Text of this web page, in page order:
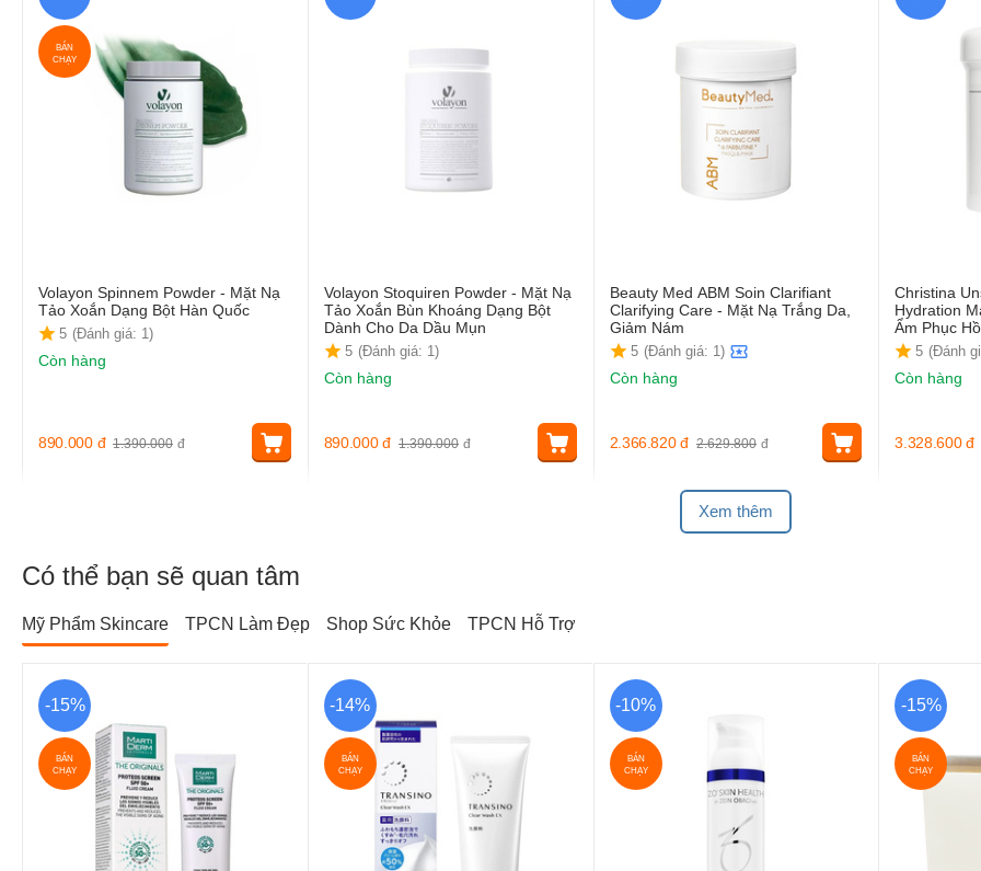
BÁN
CHẠY
Volayon Spinnem Powder - Mặt Nạ
Tảo Xoắn Dạng Bột Hàn Quốc
5 (Đánh giá: 1)
Còn hàng
1.390.000 đ
890.000 đ
Volayon Stoquiren Powder - Mặt Nạ
Tảo Xoắn Bùn Khoáng Dạng Bột
Dành Cho Da Dầu Mụn
5 (Đánh giá: 1)
Còn hàng
1.390.000 đ
890.000 đ
Beauty Med ABM Soin Clarifiant
Clarifying Care - Mặt Nạ Trắng Da,
Giảm Nám
5 (Đánh giá: 1)
Còn hàng
2.629.800 đ
2.366.820 đ
Christina
Hydration
Ẩm Phục
5 (Đánh
Còn hàng
3.328.600 đ
Xem thêm
Có thể bạn sẽ quan tâm
Mỹ Phẩm Skincare TPCN Làm Đẹp Shop Sức Khỏe TPCN Hỗ Trợ
-15%
BÁN
CHẠY
-14%
BÁN
CHẠY
-10%
BÁN
CHẠY
-15%
BÁN
CHẠY